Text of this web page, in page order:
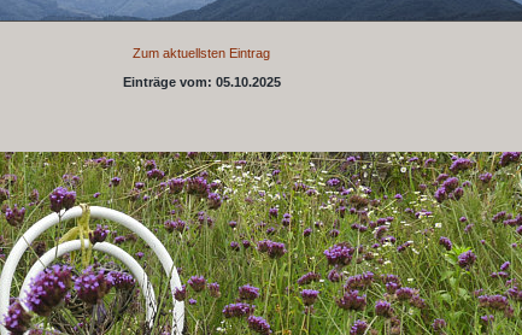
Zum aktuellsten Eintrag
Einträge vom: 05.10.2025